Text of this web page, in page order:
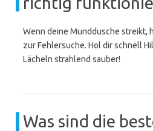
Wenn deine Munddusche streikt,
zur Fehlersuche. Hol dir schnell
Lächeln strahlend sauber!
Was sind die